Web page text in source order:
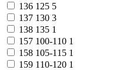
136 125 5
137 130 3
138 135 1
157 100-110 1
158 105-115 1
159 110-120 1